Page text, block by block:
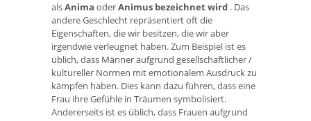
alsAnima oderAnimus bezeichnet wird . Das
andere Geschlecht repräsentiert oft die
Eigenschaften, die wir besitzen, die wir aber
irgendwie verleugnet haben. Zum Beispiel ist es
üblich, dass Männer aufgrund gesellschaftlicher /
kultureller Normen mit emotionalem Ausdruck zu
kämpfen haben. Dies kann dazu führen, dass eine
Frau ihre Gefühle in Träumen symbolisiert.
Andererseits ist es üblich, dass Frauen aufgrund